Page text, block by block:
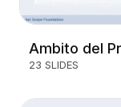
Ambito del
23 SLIDES